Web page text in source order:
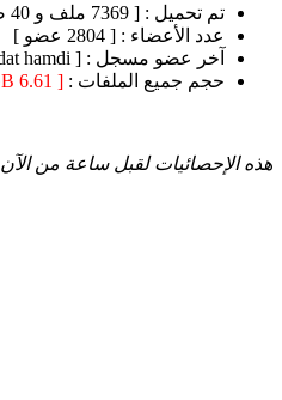
تم تحميل : [ 7369 ملف و 40 صورة ]
عدد الأعضاء : [ 2804 عضو ]
آخر عضو مسجل : [ Saadat hamdi ]
حجم جميع الملفات : [ 6.61 GB ]
هذه الإحصائيات لقبل ساعة من الآن